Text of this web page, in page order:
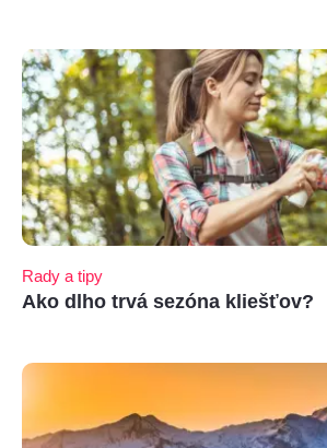
Rady a tipy
Ako dlho trvá sezóna kliešťov?